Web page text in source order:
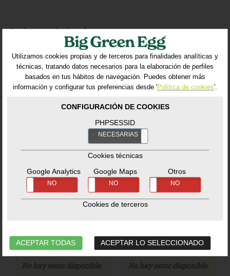
Productos relacionados
Mesas y Sistemas
Modulares
Mesa
auxiliarRef. 115638_BG
159,99€
No hay estoc disponible.
Mates XL
Mesas y Sistemas
Modulares-Mesa
349,99€
No hay estoc disponible.
Utilizamos cookies propias y de terceros para finalidades analíticas y
técnicas, tratando datos necesarios para la elaboración de perfiles
basados en tus hábitos de navegación. Puedes obtener más
información y configurar tus preferencias desde 'Política de cookies'.
CONFIGURACIÓN DE COOKIES
PHPSESSID
NECESARIAS
Cookies técnicas
Google Analytics
NO
Google Maps
NO
Otros
NO
Cookies de terceros
ACEPTAR TODAS ACEPTAR LO SELECCIONADO